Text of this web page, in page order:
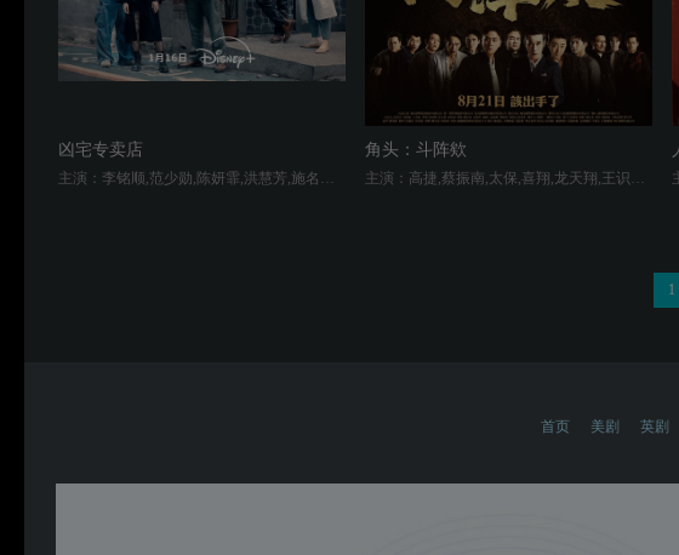
凶宅专卖店
主演：李铭顺,范少勋,陈妍霏,洪慧芳,施名帅,林予晞,江宜蓉,许紫柔
角头：斗阵欸
主演：高捷,蔡振南,太保,喜翔,龙天翔,王识贤,夏靖庭,孙鹏,黄腾浩,张怀秋,黄尚禾,郑人硕,张再兴,唐振刚,吴震亚,黄冠智,林真亦,陈万号,白吉胜,李铭忠,崔浩然,黄镫辉,吴念轩,是元介,瑞玛·席丹,王阳明,陆明君,曾珮瑜,荒山亮,林道禹,隆宸翰,邱永腾,游安顺,伊正,王自强,孙国豪,草爷
1
首页 美剧 英剧